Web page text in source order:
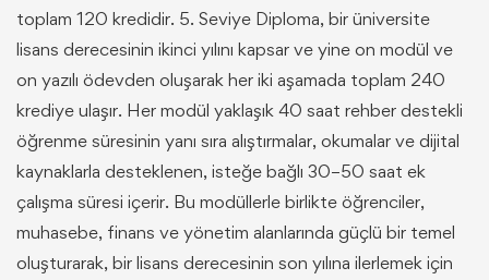
toplam 120 kredidir. 5. Seviye Diploma, bir üniversite
lisans derecesinin ikinci yılını kapsar ve yine on modül ve
on yazılı ödevden oluşarak her iki aşamada toplam 240
krediye ulaşır. Her modül yaklaşık 40 saat rehber destekli
öğrenme süresinin yanı sıra alıştırmalar, okumalar ve dijital
kaynaklarla desteklenen, isteğe bağlı 30–50 saat ek
çalışma süresi içerir. Bu modüllerle birlikte öğrenciler,
muhasebe, finans ve yönetim alanlarında güçlü bir temel
oluşturarak, bir lisans derecesinin son yılına ilerlemek için